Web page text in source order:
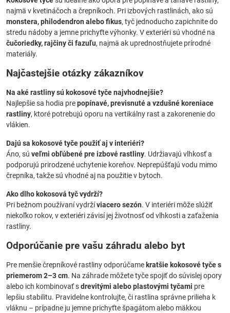
najmä v kvetináčoch a črepníkoch. Pri izbových rastlinách, ako sú
monstera, philodendron alebo fikus, tyč jednoducho zapichnite do
stredu nádoby a jemne prichyťte výhonky. V exteriéri sú vhodné na
čučoriedky, rajčiny či fazuľu, najmä ak uprednostňujete prírodné
materiály.
Najčastejšie otázky zákazníkov
Na aké rastliny sú kokosové tyče najvhodnejšie?
Najlepšie sa hodia prepopínavé, previsnuté a vzdušné koreniace
rastliny, ktoré potrebujú oporu na vertikálny rast a zakorenenie do
vlákien.
Dajú sa kokosové tyče použiť aj v interiéri?
Áno, sú veľmi obľúbené pre izbové rastliny. Udržiavajú vlhkosť a
podporujú prirodzené uchytenie koreňov. Neprepúšťajú vodu mimo
črepníka, takže sú vhodné aj na použitie v bytoch.
Ako dlho kokosová tyč vydrží?
Pri bežnom používaní vydržíviacero sezón. V interiéri môže slúžiť
niekoľko rokov, v exteriéri závisí jej životnosť od vlhkosti a zaťaženia
rastliny.
Odporúčanie pre vašu záhradu alebo byt
Pre menšie črepníkové rastliny odporúčame kratšie kokosové tyče s
priemerom 2–3 cm. Na záhrade môžete tyče spojiť do súvislej opory
alebo ich kombinovať sdrevitými alebo plastovými tyčami pre
lepšiu stabilitu. Pravidelne kontrolujte, či rastlina správne prilieha k
vláknu – prípadne ju jemne prichyťte špagátom alebo mäkkou